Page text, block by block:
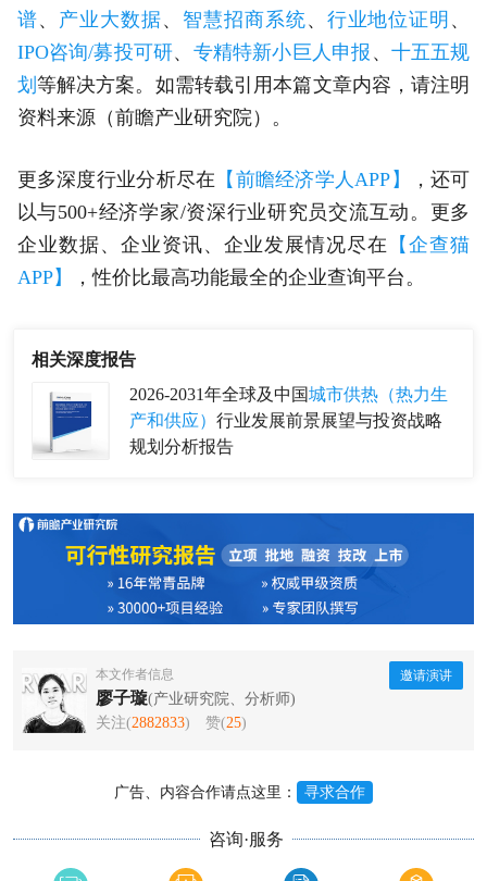
谱、 产业大数据、 智慧招商系统、 行业地位证明 、
IPO咨询/募投可研、 专精特新小巨人申报 、 十五五规
划 等解决方案。如需转载引用本篇文章内容，请注明
资料来源（前瞻产业研究院）。
更多深度行业分析尽在 【前瞻经济学人APP】
，还可
以与500+经济学家/资深行业研究员交流互动。更多
企业数据、企业资讯、企业发展情况尽在
【企查猫
APP】
，性价比最高功能最全的企业查询平台。
相关深度报告
2026-2031年全球及中国城市供热（热力生
产和供应） 行业发展前景展望与投资战略
规划分析报告
本文作者信息
廖子璇(产业研究院、分析师)
关注(2882833) 赞(25)
邀请演讲
广告、内容合作请点这里： 寻求合作
咨询·服务